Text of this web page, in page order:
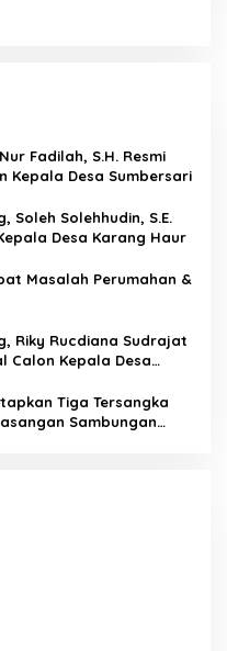
Fadilah, S.H. Resmi
Kepala Desa Sumbersari
Soleh Solehhudin, S.E.
Desa Karang Haur
Masalah Perumahan &
Riky Rucdiana Sudrajat
Calon Kepala Desa
Tiga Tersangka
Sambungan